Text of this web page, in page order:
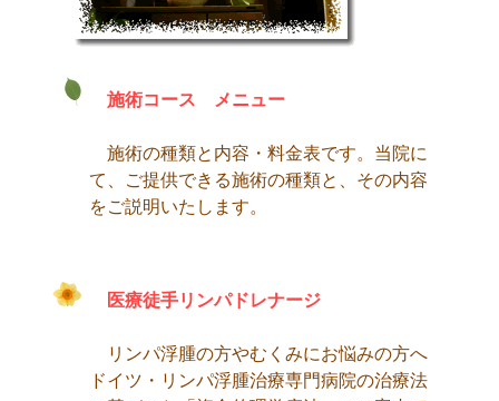
施術コース メニュー
施術の種類と内容・料金表です。当院に
て、ご提供できる施術の種類と、その内容
をご説明いたします。
医療徒手リンパドレナージ
リンパ浮腫の方やむくみにお悩みの方へ
ドイツ・リンパ浮腫治療専門病院の治療法